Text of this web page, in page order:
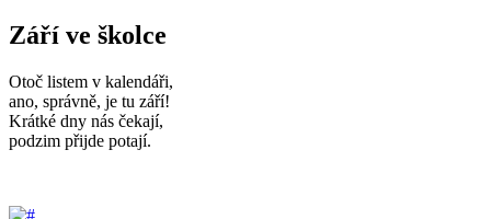
Září ve školce
Otoč listem v kalendáři,
ano, správně, je tu září!
Krátké dny nás čekají,
podzim přijde potají.